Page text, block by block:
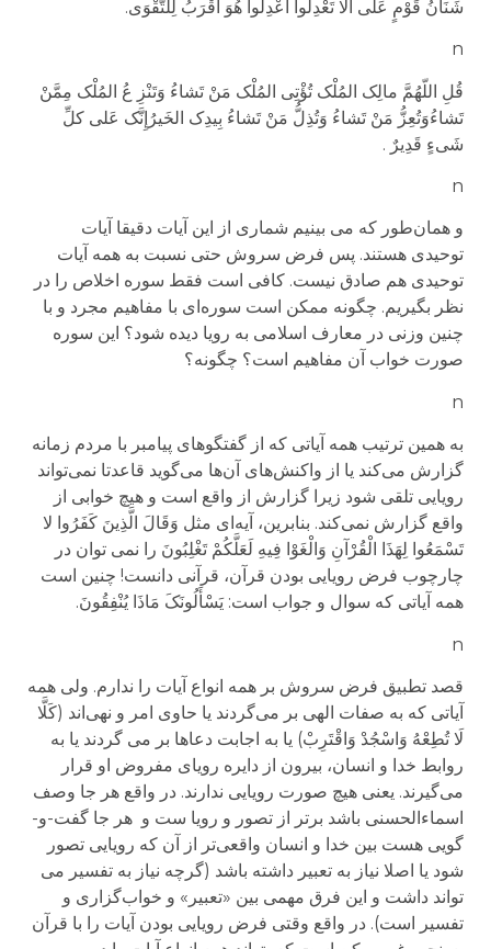
شَنَآنُ قَوْمٍ عَلَى أَلَّا تَعْدِلُوا اعْدِلُوا هُوَ أَقْرَبُ لِلتَّقْوَى.
n
قُلِ اللّهُمَّ مالِک المُلْک تُؤْتِی المُلْک مَنْ تَشاءُ وَتَنْزِ عُ المُلْک مِمَّنْ
تَشاءُوَتُعِزُّ مَنْ تَشاءُ وَتُذِلُّ مَنْ تَشاءُ بِیدِک الخَیرُإِنَّک عَلی کلِّ
شَیءٍ قَدِیرٌ .
n
و همان‌طور که می بینیم شماری از این آیات دقیقا آیات
توحیدی هستند. پس فرض سروش حتی نسبت به همه آیات
توحیدی هم صادق نیست. کافی است فقط سوره اخلاص را در
نظر بگیریم. چگونه ممکن است سوره‌ای با مفاهیم مجرد و با
چنین وزنی در معارف اسلامی به رویا دیده شود؟ این سوره
صورت خواب آن مفاهیم است؟ چگونه؟
n
به همین ترتیب همه آیاتی که از گفتگوهای پیامبر با مردم زمانه
گزارش می‌کند یا از واکنش‌های آن‌ها می‌گوید قاعدتا نمی‌تواند
رویایی تلقی شود زیرا گزارش از واقع است و هیچ خوابی از
واقع گزارش نمی‌کند. بنابرین، آیه‌ای مثل وَقَالَ الَّذِینَ کَفَرُوا لا
تَسْمَعُوا لِهَذَا الْقُرْآنِ وَالْغَوْا فِیهِ لَعَلَّکُمْ تَغْلِبُونَ را نمی توان در
چارچوب فرض رویایی بودن قرآن، قرآنی دانست! چنین است
همه آیاتی که سوال و جواب است: یَسْأَلُونَکَ مَاذَا یُنْفِقُونَ.
n
قصد تطبیق فرض سروش بر همه انواع آیات را ندارم. ولی همه
آیاتی که به صفات الهی بر می‌گردند یا حاوی امر و نهی‌اند (کَلَّا
لَا تُطِعْهُ وَاسْجُدْ وَاقْتَرِبْ) یا به اجابت دعاها بر می گردند یا به
روابط خدا و انسان، بیرون از دایره رویای مفروض او قرار
می‌گیرند. یعنی هیچ صورت رویایی ندارند. در واقع هر جا وصف
اسماءالحسنی باشد برتر از تصور و رویا ست و هر جا گفت-و-
گویی هست بین خدا و انسان واقعی‌تر از آن که رویایی تصور
شود یا اصلا نیاز به تعبیر داشته باشد (گرچه نیاز به تفسیر می
تواند داشت و این فرق مهمی بین «تعبیر» و خواب‌گزاری و
تفسیر است). در واقع وقتی فرض رویایی بودن آیات را با قرآن